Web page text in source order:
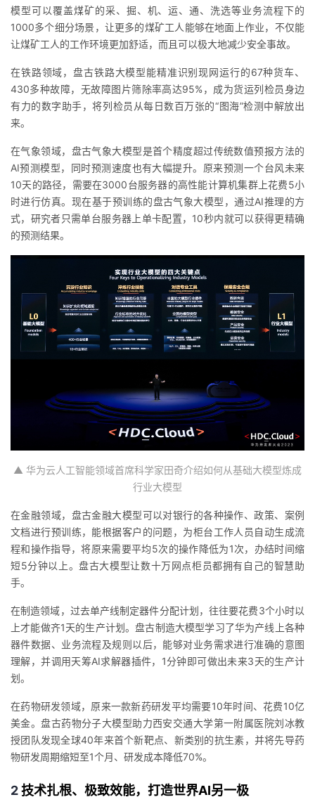
模型可以覆盖煤矿的采、掘、机、运、通、洗选等业务流程下的
1000多个细分场景，让更多的煤矿工人能够在地面上作业，不仅能
让煤矿工人的工作环境更加舒适，而且可以极大地减少安全事故。
在铁路领域，盘古铁路大模型能精准识别现网运行的67种货车、
430多种故障，无故障图片筛除率高达95%，成为货运列检员身边
有力的数字助手，将列检员从每日数百万张的“图海”检测中解放出
来。
在气象领域，盘古气象大模型是首个精度超过传统数值预报方法的
AI预测模型，同时预测速度也有大幅提升。原来预测一个台风未来
10天的路径，需要在3000台服务器的高性能计算机集群上花费5小
时进行仿真。现在基于预训练的盘古气象大模型，通过AI推理的方
式，研究者只需单台服务器上单卡配置，10秒内就可以获得更精确
的预测结果。
▲ 华为云人工智能领域首席科学家田奇介绍如何从基础大模型炼成
行业大模型
在金融领域，盘古金融大模型可以对银行的各种操作、政策、案例
文档进行预训练，能根据客户的问题，为柜台工作人员自动生成流
程和操作指导，将原来需要平均5次的操作降低为1次，办结时间缩
短5分钟以上。盘古大模型让数十万网点柜员都拥有自己的智慧助
手。
在制造领域，过去单产线制定器件分配计划，往往要花费3个小时以
上才能做齐1天的生产计划。盘古制造大模型学习了华为产线上各种
器件数据、业务流程及规则以后，能够对业务需求进行准确的意图
理解，并调用天筹AI求解器插件，1分钟即可做出未来3天的生产计
划。
在药物研发领域，原来一款新药研发平均需要10年时间、花费10亿
美金。盘古药物分子大模型助力西安交通大学第一附属医院刘冰教
授团队发现全球40年来首个新靶点、新类别的抗生素，并将先导药
物研发周期缩短至1个月、研发成本降低70%。
2技术扎根、极致效能，打造世界AI另一极